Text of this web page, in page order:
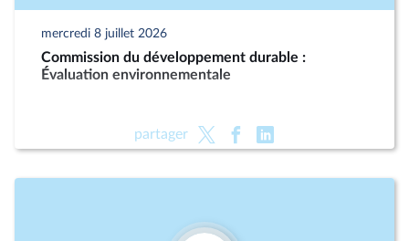
mercredi 8 juillet 2026
Commission du développement durable :
Évaluation environnementale
partager